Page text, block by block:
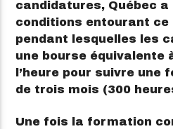
candidatures, Québec
conditions entourant ce
pendant lesquelles les
une bourse équivalente
l’heure pour suivre
de trois mois (300
Une fois la formation